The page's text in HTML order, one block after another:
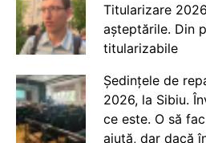
Titularizare
așteptările. Din
titularizabile
Ședințele de
2026, la Sibiu.
ce este. O să
ajută, dar dacă